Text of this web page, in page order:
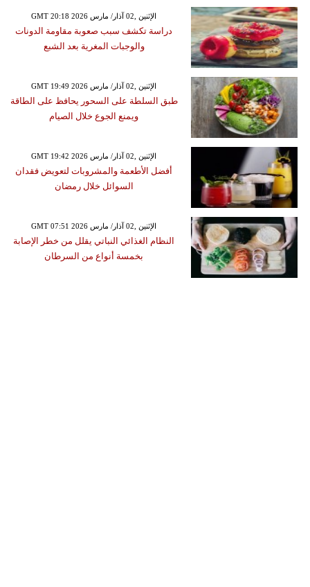
GMT 20:18 2026 الإثنين ,02 آذار/ مارس
دراسة تكشف سبب صعوبة مقاومة الدونات
والوجبات المغرية بعد الشبع
GMT 19:49 2026 الإثنين ,02 آذار/ مارس
طبق السلطة على السحور يحافظ على الطاقة
ويمنع الجوع خلال الصيام
GMT 19:42 2026 الإثنين ,02 آذار/ مارس
أفضل الأطعمة والمشروبات لتعويض فقدان
السوائل خلال رمضان
GMT 07:51 2026 الإثنين ,02 آذار/ مارس
النظام الغذائي النباتي يقلل من خطر الإصابة
بخمسة أنواع من السرطان